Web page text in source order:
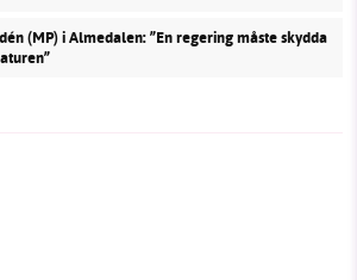
(MP) i Almedalen: ”En regering måste skydda